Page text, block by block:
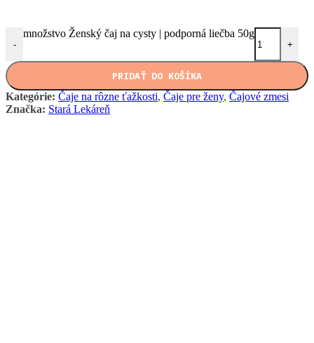
-
množstvo Ženský čaj na cysty | podporná liečba 50g
+
PRIDAŤ DO KOŠÍKA
Kategórie: Čaje na rôzne ťažkosti, Čaje pre ženy, Čajové zmesi
Značka: Stará Lekáreň